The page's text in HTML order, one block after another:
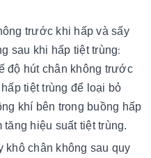
trước khi hấp và sấy
sau khi hấp tiệt trùng:
độ hút chân không trước
hấp tiệt trùng để loại bỏ
khí bên trong buồng hấp
tăng hiệu suất tiệt trùng.
khô chân không sau quy